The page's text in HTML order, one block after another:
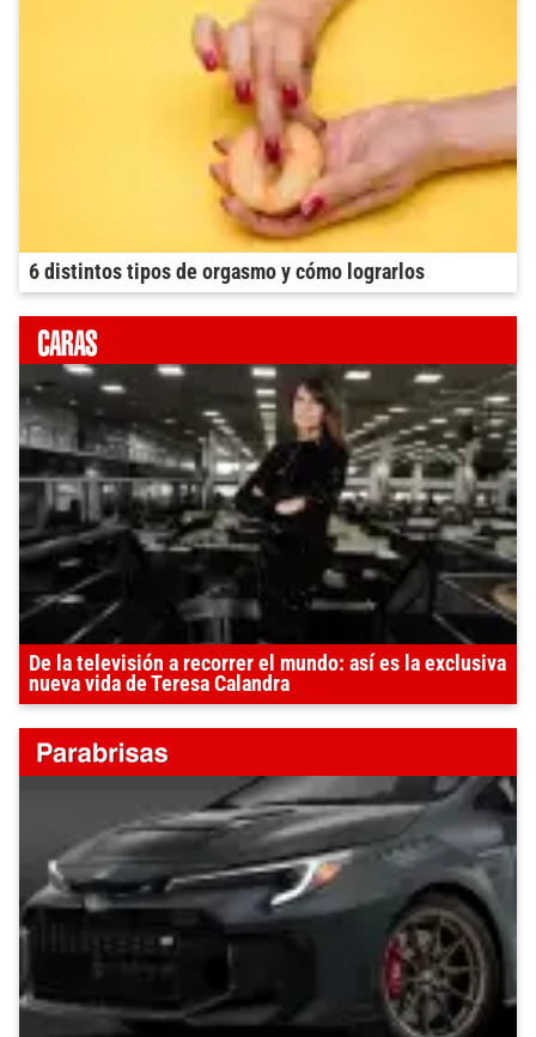
6 distintos tipos de orgasmo y cómo lograrlos
De la televisión a recorrer el mundo: así es la exclusiva
nueva vida de Teresa Calandra